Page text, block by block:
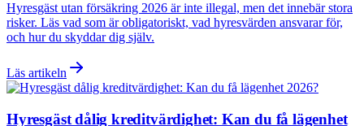
Hyresgäst utan försäkring 2026 är inte illegal, men det innebär stora
risker. Läs vad som är obligatoriskt, vad hyresvärden ansvarar för,
och hur du skyddar dig själv.
Läs artikeln
Hyresgäst dålig kreditvärdighet: Kan du få lägenhet